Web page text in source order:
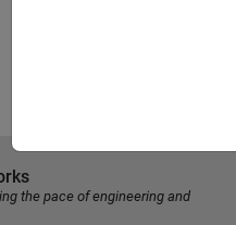
the pace of engineering and